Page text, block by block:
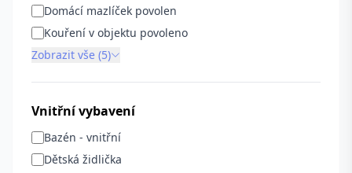
Domácí mazlíček povolen
Kouření v objektu povoleno
Zobrazit vše (5)
Vnitřní vybavení
Bazén - vnitřní
Dětská židlička